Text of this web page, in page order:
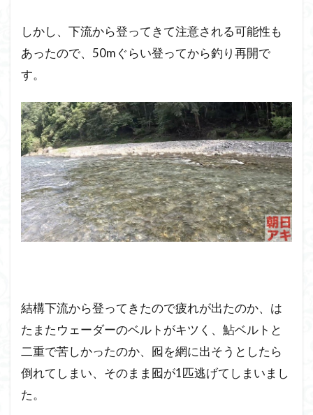
しかし、下流から登ってきて注意される可能性も
あったので、50mぐらい登ってから釣り再開で
す。
結構下流から登ってきたので疲れが出たのか、は
たまたウェーダーのベルトがキツく、鮎ベルトと
二重で苦しかったのか、囮を網に出そうとしたら
倒れてしまい、そのまま囮が1匹逃げてしまいまし
た。